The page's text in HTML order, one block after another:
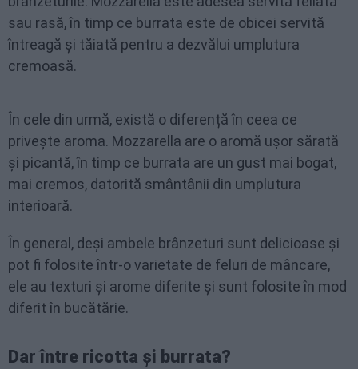
sau rasă, în timp ce burrata este de obicei servită
întreagă și tăiată pentru a dezvălui umplutura
cremoasă.
În cele din urmă, există o diferență în ceea ce
privește aroma. Mozzarella are o aromă ușor sărată
și picantă, în timp ce burrata are un gust mai bogat,
mai cremos, datorită smântânii din umplutura
interioară.
În general, deși ambele brânzeturi sunt delicioase și
pot fi folosite într-o varietate de feluri de mâncare,
ele au texturi și arome diferite și sunt folosite în mod
diferit în bucătărie.
Dar între ricotta și burrata?